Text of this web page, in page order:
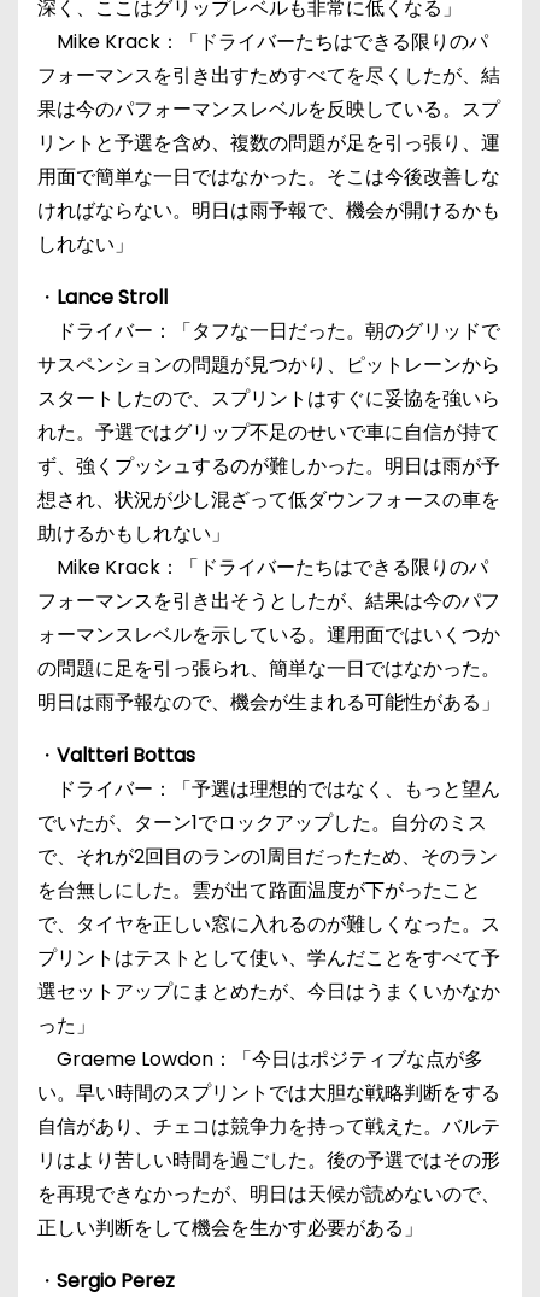
深く、ここはグリップレベルも非常に低くなる」
Mike Krack：「ドライバーたちはできる限りのパ
フォーマンスを引き出すためすべてを尽くしたが、結
果は今のパフォーマンスレベルを反映している。スプ
リントと予選を含め、複数の問題が足を引っ張り、運
用面で簡単な一日ではなかった。そこは今後改善しな
ければならない。明日は雨予報で、機会が開けるかも
しれない」
・ Lance Stroll
ドライバー：「タフな一日だった。朝のグリッドで
サスペンションの問題が見つかり、ピットレーンから
スタートしたので、スプリントはすぐに妥協を強いら
れた。予選ではグリップ不足のせいで車に自信が持て
ず、強くプッシュするのが難しかった。明日は雨が予
想され、状況が少し混ざって低ダウンフォースの車を
助けるかもしれない」
Mike Krack：「ドライバーたちはできる限りのパ
フォーマンスを引き出そうとしたが、結果は今のパフ
ォーマンスレベルを示している。運用面ではいくつか
の問題に足を引っ張られ、簡単な一日ではなかった。
明日は雨予報なので、機会が生まれる可能性がある」
・ Valtteri Bottas
ドライバー：「予選は理想的ではなく、もっと望ん
でいたが、ターン1でロックアップした。自分のミス
で、それが2回目のランの1周目だったため、そのラン
を台無しにした。雲が出て路面温度が下がったこと
で、タイヤを正しい窓に入れるのが難しくなった。ス
プリントはテストとして使い、学んだことをすべて予
選セットアップにまとめたが、今日はうまくいかなか
った」
Graeme Lowdon：「今日はポジティブな点が多
い。早い時間のスプリントでは大胆な戦略判断をする
自信があり、チェコは競争力を持って戦えた。バルテ
リはより苦しい時間を過ごした。後の予選ではその形
を再現できなかったが、明日は天候が読めないので、
正しい判断をして機会を生かす必要がある」
・ Sergio Perez